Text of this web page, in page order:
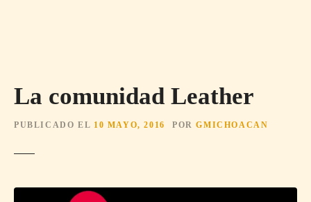
La comunidad Leather
PUBLICADO EL 10 MAYO, 2016 POR GMICHOACAN